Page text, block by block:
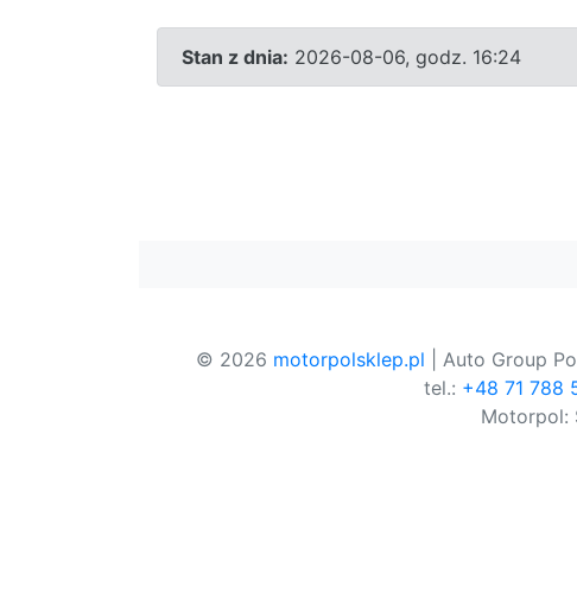
Stan z dnia: 2026-08-06, godz. 16:24
© 2026 motorpolsklep.pl | Auto Group
tel.: +48 71 788
Motorpol: